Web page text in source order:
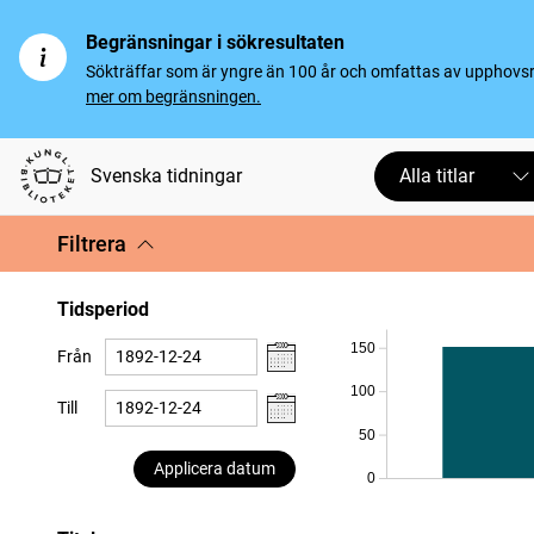
Begränsningar i sökresultaten
Sökträffar som är yngre än 100 år och omfattas av
mer om begränsningen.
Svenska tidningar Alla titlar
Filtrera
Tidsperiod
Från
Till
Applicera datum
0
50
100
150